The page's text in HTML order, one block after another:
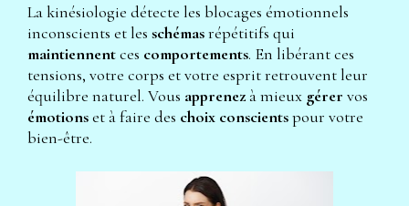
La kinésiologie détecte les blocages émotionnels
inconscients et les schémas
maintiennent ces comportements. En libérant ces
tensions, votre corps et votre esprit retrouvent leur
équilibre naturel. Vous apprenez à mieux gérer
émotions et à faire des choix conscients pour votre
bien-être.